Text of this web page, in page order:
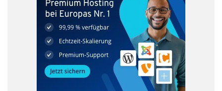
könnte. So kam die Idee einer Mitfahrgelegenheit für Waren auf.
Im Januar 2017 fiel dann der Startschuss für den Crowd-
Delivery-Service CoCarrier, dessen Community seitdem stetig
Quelle: Mashup Communications GmbH/CoCarrier GmbH